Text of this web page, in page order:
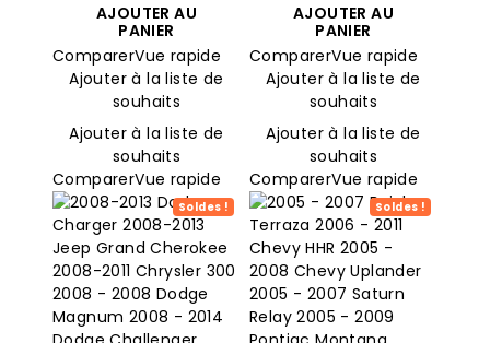
AJOUTER AU
PANIER
ComparerVue rapide
Ajouter à la liste de
souhaits
original
était
:
$85.00.
actuel
est
:
$9.72.
AJOUTER AU
PANIER
ComparerVue rapide
Ajouter à la liste de
souhaits
Ajouter à la liste de
souhaits
ComparerVue rapide
Soldes !
Ajouter à la liste de
souhaits
ComparerVue rapide
Soldes !